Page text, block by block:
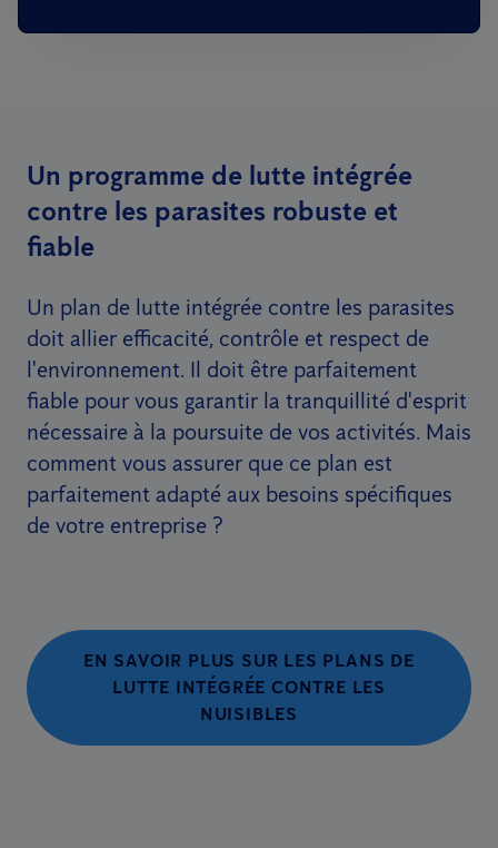
Un programme de lutte intégrée
contre les parasites robuste et
fiable
Un plan de lutte intégrée contre les parasites
doit allier efficacité, contrôle et respect de
l'environnement. Il doit être parfaitement
fiable pour vous garantir la tranquillité d'esprit
nécessaire à la poursuite de vos activités. Mais
comment vous assurer que ce plan est
parfaitement adapté aux besoins spécifiques
de votre entreprise ?
EN SAVOIR PLUS SUR LES PLANS DE
LUTTE INTÉGRÉE CONTRE LES
NUISIBLES